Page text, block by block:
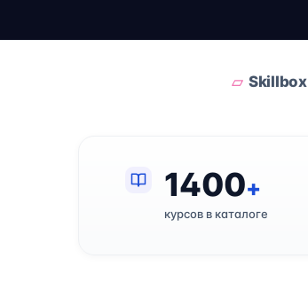
Skillbox
1400+
курсов в каталоге